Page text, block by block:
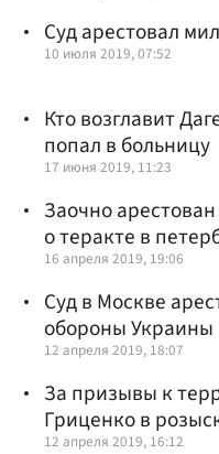
Суд арестовал
10 июля 2019, 07:52
Кто возглавит
попал в больницу
17 июня 2019, 11:23
Заочно
о теракте в
16 апреля 2019, 19:06
Суд в Москве
обороны Украины
12 апреля 2019, 18:07
За призывы к
Гриценко в
12 апреля 2019, 16:12